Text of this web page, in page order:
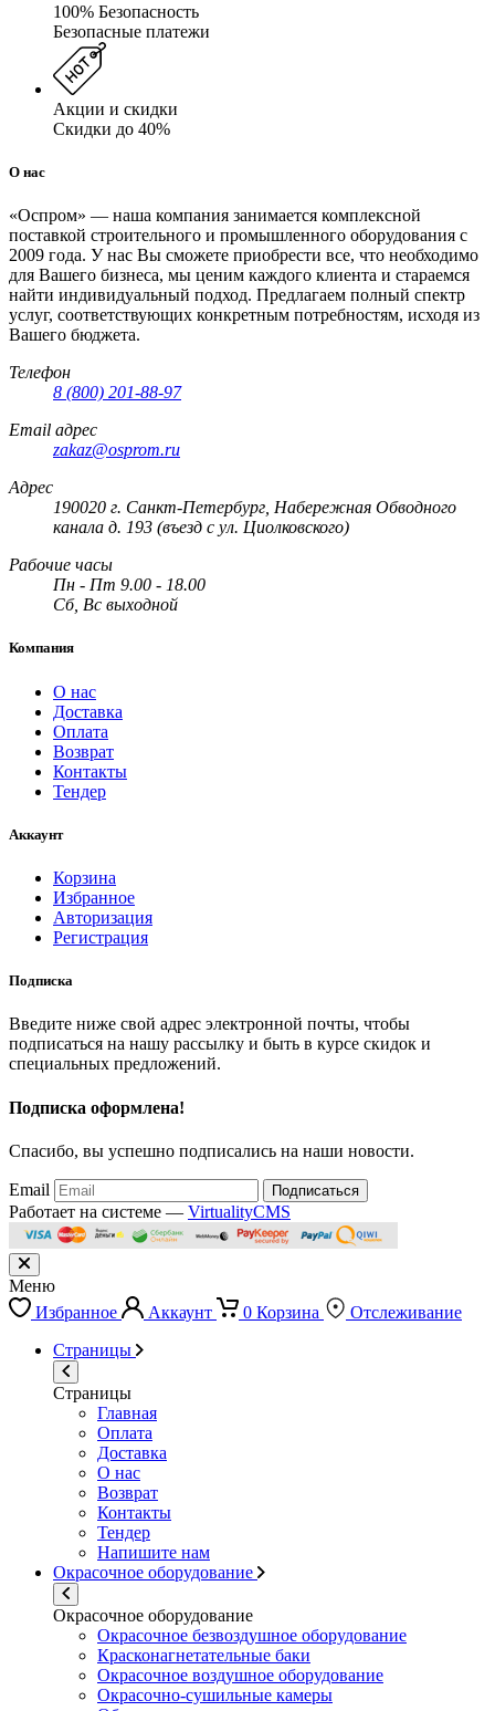
100% Безопасность
Безопасные платежи
Акции и скидки
Скидки до 40%
О нас
«Оспром» — наша компания занимается комплексной
поставкой строительного и промышленного оборудования с
2009 года. У нас Вы сможете приобрести все, что необходимо
для Вашего бизнеса, мы ценим каждого клиента и стараемся
найти индивидуальный подход. Предлагаем полный спектр
услуг, соответствующих конкретным потребностям, исходя из
Вашего бюджета.
Телефон
8 (800) 201-88-97
Email адрес
zakaz@osprom.ru
Адрес
190020 г. Санкт-Петербург, Набережная Обводного
канала д. 193 (въезд с ул. Циолковского)
Рабочие часы
Пн - Пт 9.00 - 18.00
Сб, Вс выходной
Компания
О нас
Доставка
Оплата
Возврат
Контакты
Тендер
Аккаунт
Корзина
Избранное
Авторизация
Регистрация
Подписка
Введите ниже свой адрес электронной почты, чтобы
подписаться на нашу рассылку и быть в курсе скидок и
специальных предложений.
Подписка оформлена!
Спасибо, вы успешно подписались на наши новости.
Email Подписаться
Работает на системе — VirtualityCMS
Меню
Избранное
Аккаунт 0 Корзина
Отслеживание
Страницы
Страницы
Главная
Оплата
Доставка
О нас
Возврат
Контакты
Тендер
Напишите нам
Окрасочное оборудование
Окрасочное оборудование
Окрасочное безвоздушное оборудование
Красконагнетательные баки
Окрасочное воздушное оборудование
Окрасочно-сушильные камеры